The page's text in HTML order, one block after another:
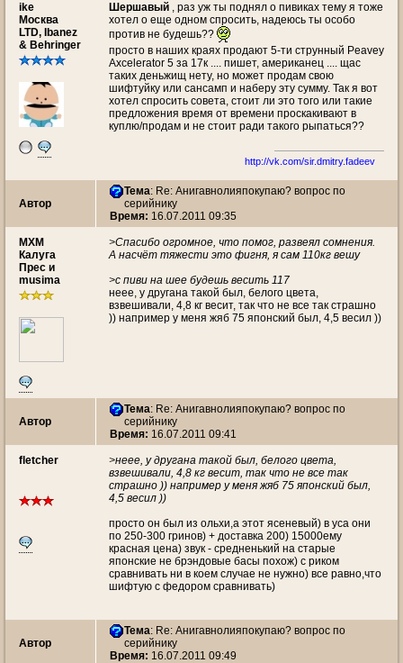
ike
Москва
LTD, Ibanez
& Behringer
Шершавый , раз уж ты поднял о пивиках тему я тоже
хотел о еще одном спросить, надеюсь ты особо
против не будешь??
просто в наших краях продают 5-ти струнный Peavey
Axcelerator 5 за 17к .... пишет, американец .... щас
таких деньжищ нету, но может продам свою
шифтуйку или сансамп и наберу эту сумму. Так я вот
хотел спросить совета, стоит ли это того или такие
предложения время от времени проскакивают в
куплю/продам и не стоит ради такого рыпаться??
http://vk.com/sir.dmitry.fadeev
Автор
Тема: Re: Анигавнолияпокупаю? вопрос по
серийнику
Время: 16.07.2011 09:35
МХМ
Калуга
Прес и
musima
>Спасибо огромное, что помог, развеял сомнения.
А насчёт тяжести это фигня, я сам 110кг вешу
>с пиви на шее будешь весить 117
неее, у другана такой был, белого цвета,
взвешивали, 4,8 кг весит, так что не все так страшно
)) например у меня жяб 75 японский был, 4,5 весил ))
Автор
Тема: Re: Анигавнолияпокупаю? вопрос по
серийнику
Время: 16.07.2011 09:41
fletcher
>неее, у другана такой был, белого цвета,
взвешивали, 4,8 кг весит, так что не все так
страшно )) например у меня жяб 75 японский был,
4,5 весил ))
просто он был из ольхи,а этот ясеневый) в уса они
по 250-300 гринов) + доставка 200) 15000ему
красная цена) звук - средненький на старые
японские не брэндовые басы похож) с риком
сравнивать ни в коем случае не нужно) все равно,что
шифтую с федором сравнивать)
Автор
Тема: Re: Анигавнолияпокупаю? вопрос по
серийнику
Время: 16.07.2011 09:49